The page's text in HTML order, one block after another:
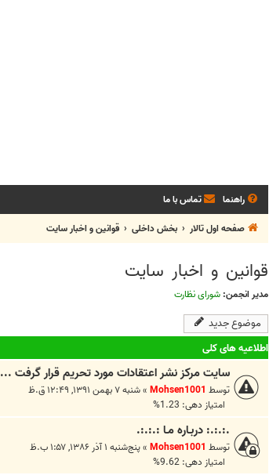
راهنما تماس با ما
صفحه اول تالار
بخش‌ داخلی قوانين و اخبار سايت
قوانين و اخبار سايت
مدیر انجمن: شورای نظارت
موضوع جدید
اطلاعیه های کلی
سایت مرکز نشر اعتقادات مورد تحریم قرار گرفت ...
توسط Mohsen1001
»شنبه ۷ بهمن ۱۳۹۱, ۱۲:۴۹ ق.ظ
امتیاز دهی: 1.23%
.:.:.: دربـاره مـا :.:.:.
توسط Mohsen1001
»پنج‌شنبه ۱ آذر ۱۳۸۶, ۱:۵۷ ب.ظ
امتیاز دهی: 9.62%